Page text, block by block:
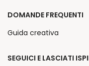
SEGUICI E LASCIATI
DOMANDE FREQUENTI
Guida creativa